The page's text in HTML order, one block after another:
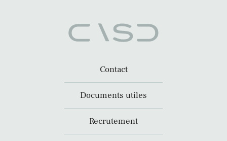
Contact
Documents utiles
Recrutement